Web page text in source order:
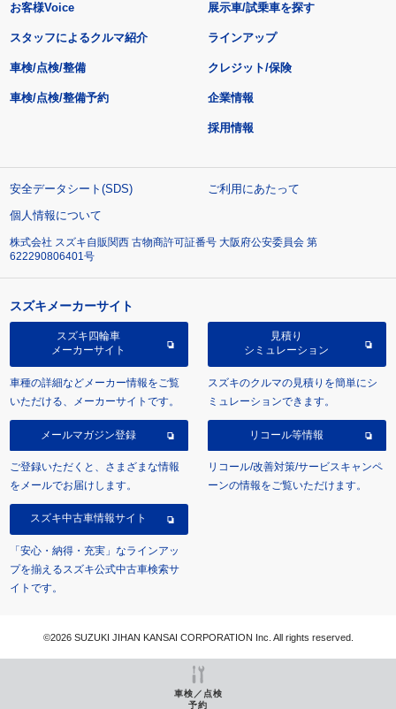
車検／点検
予約
お客様Voice
スタッフによるクルマ紹介
展示車/試乗車を探す
ラインアップ
車検/点検/整備 クレジット/保険
車検/点検/整備予約 企業情報
採用情報
安全データシート(SDS)
ご利用にあたって
個人情報について
株式会社 スズキ自販関西 古物商許可証番号 大阪府公安委員会 第
622290806401号
スズキメーカーサイト
スズキ四輪車
メーカーサイト
車種の詳細などメーカー情報をご覧
いただける、メーカーサイトです。
見積り
シミュレーション
スズキのクルマの見積りを簡単にシ
ミュレーションできます。
メールマガジン登録
ご登録いただくと、さまざまな情報
をメールでお届けします。
リコール等情報
リコール/改善対策/サービスキャンペ
ーンの情報をご覧いただけます。
スズキ中古車情報サイト
「安心・納得・充実」なラインアッ
プを揃えるスズキ公式中古車検索サ
イトです。
©2026 SUZUKI JIHAN KANSAI CORPORATION Inc. All rights reserved.